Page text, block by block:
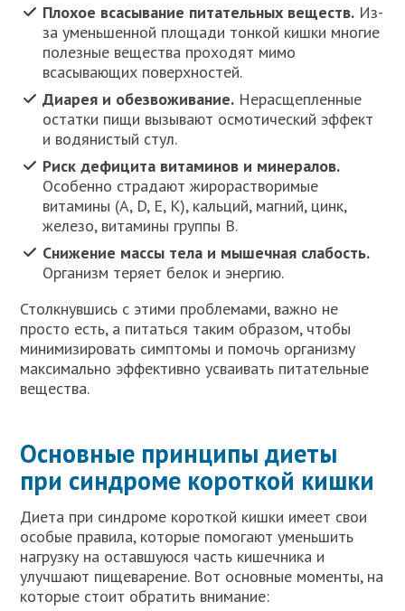
Плохое всасывание питательных веществ. Из-
за уменьшенной площади тонкой кишки многие
полезные вещества проходят мимо
всасывающих поверхностей.
Диарея и обезвоживание. Нерасщепленные
остатки пищи вызывают осмотический эффект
и водянистый стул.
Риск дефицита витаминов и минералов.
Особенно страдают жирорастворимые
витамины (A, D, E, K), кальций, магний, цинк,
железо, витамины группы B.
Снижение массы тела и мышечная слабость.
Организм теряет белок и энергию.
Столкнувшись с этими проблемами, важно не
просто есть, а питаться таким образом, чтобы
минимизировать симптомы и помочь организму
максимально эффективно усваивать питательные
вещества.
Основные принципы диеты
при синдроме короткой кишки
Диета при синдроме короткой кишки имеет свои
особые правила, которые помогают уменьшить
нагрузку на оставшуюся часть кишечника и
улучшают пищеварение. Вот основные моменты, на
которые стоит обратить внимание: